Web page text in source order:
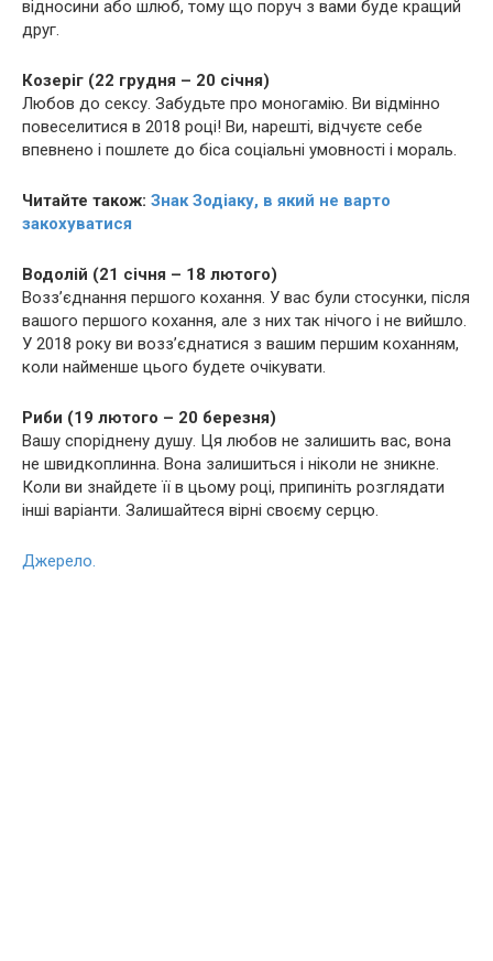
відносини або шлюб, тому що поруч з вами буде кращий
друг.
Козеріг (22 грудня – 20 січня)
Любов до ceксу. Забудьте про моногамію. Ви відмінно
повеселитися в 2018 році! Ви, нарешті, відчуєте себе
впевнено і пошлете до біса соціальні умовності і мораль.
Читайте також: Знак Зодіаку, в який не варто
закохуватися
Водолій (21 січня – 18 лютого)
Возз’єднання першого кохання. У вас були стосунки, після
вашого першого кохання, але з них так нічого і не вийшло.
У 2018 року ви возз’єднатися з вашим першим коханням,
коли найменше цього будете очікувати.
Риби (19 лютого – 20 березня)
Вашу споріднену душу. Ця любов не залишить вас, вона
не швидкоплинна. Вона залишиться і ніколи не зникне.
Коли ви знайдете її в цьому році, припиніть розглядати
інші варіанти. Залишайтеся вірні своєму серцю.
Джерело.